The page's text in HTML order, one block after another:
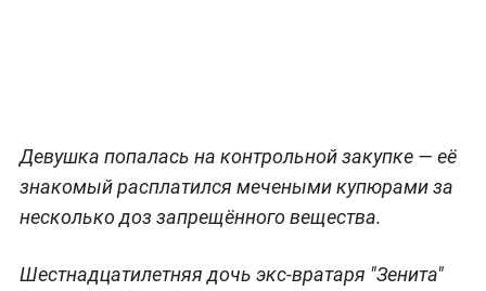
Девушка попалась на контрольной закупке — её
знакомый расплатился мечеными купюрами за
несколько доз запрещённого вещества.
Шестнадцатилетняя дочь экс-вратаря "Зенита"